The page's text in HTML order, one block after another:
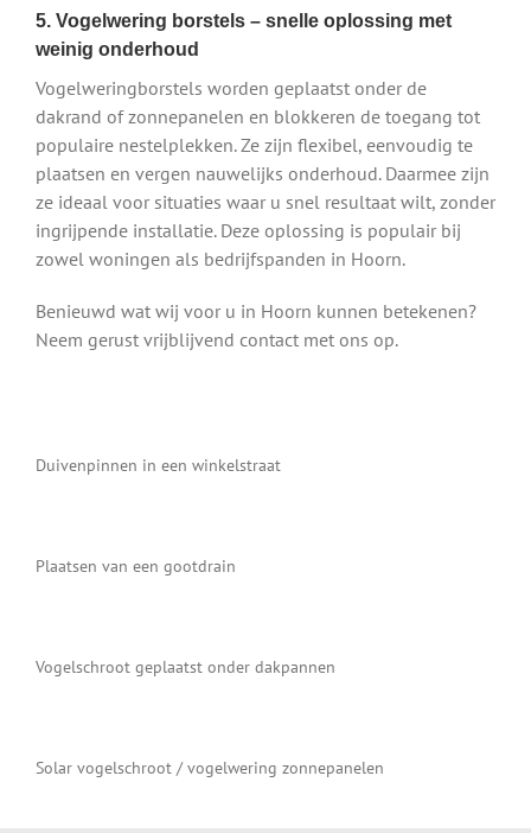
5. Vogelwering borstels – snelle oplossing met
weinig onderhoud
Vogelweringborstels worden geplaatst onder de
dakrand of zonnepanelen en blokkeren de toegang tot
populaire nestelplekken. Ze zijn flexibel, eenvoudig te
plaatsen en vergen nauwelijks onderhoud. Daarmee zijn
ze ideaal voor situaties waar u snel resultaat wilt, zonder
ingrijpende installatie. Deze oplossing is populair bij
zowel woningen als bedrijfspanden in Hoorn.
Benieuwd wat wij voor u in Hoorn kunnen betekenen?
Neem gerust vrijblijvend contact met ons op.
Duivenpinnen in een winkelstraat
Plaatsen van een gootdrain
Vogelschroot geplaatst onder dakpannen
Solar vogelschroot / vogelwering zonnepanelen